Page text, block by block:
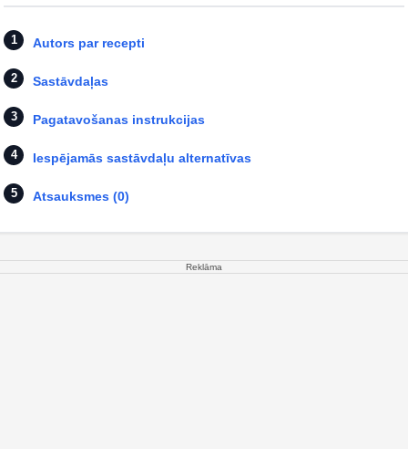
Autors par recepti
Sastāvdaļas
Pagatavošanas instrukcijas
Iespējamās sastāvdaļu alternatīvas
Atsauksmes (0)
Reklāma